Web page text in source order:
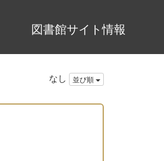
図書館サイト情報
なし 並び順